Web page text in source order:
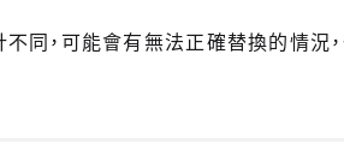
同，可能會有無法正確替換的情況，